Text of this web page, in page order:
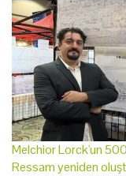
Melchior Lorck'un 500
Ressam yeniden